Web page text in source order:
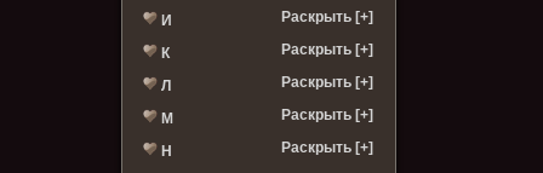
И Раскрыть [+]
К Раскрыть [+]
Л Раскрыть [+]
М Раскрыть [+]
Н Раскрыть [+]